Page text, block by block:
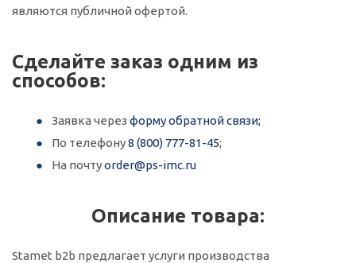
являются публичной офертой.
Сделайте заказ одним из
способов:
Заявка через форму обратной связи;
По телефону8 (800) 777-81-45;
На почтуorder@ps-imc.ru
Описание товара:
Stamet b2b предлагает услуги производства